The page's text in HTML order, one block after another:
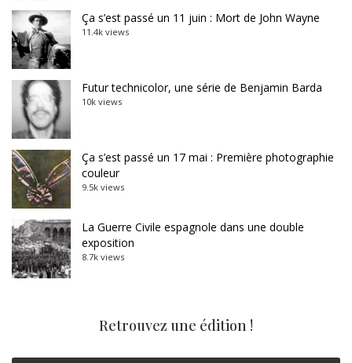
Ça s’est passé un 11 juin : Mort de John Wayne
11.4k views
Futur technicolor, une série de Benjamin Barda
10k views
Ça s’est passé un 17 mai : Première photographie
couleur
9.5k views
La Guerre Civile espagnole dans une double
exposition
8.7k views
Retrouvez une édition !